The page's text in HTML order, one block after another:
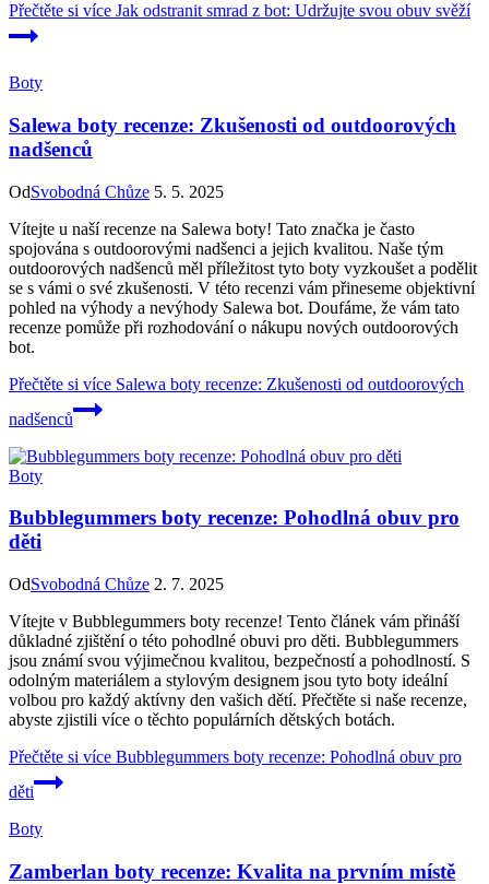
Přečtěte si více Jak odstranit smrad z bot: Udržujte svou obuv svěží
Boty
Salewa boty recenze: Zkušenosti od outdoorových
nadšenců
OdSvobodná Chůze 5. 5. 2025
Vítejte u naší recenze na Salewa boty! Tato značka je často
spojována s outdoorovými nadšenci a jejich kvalitou. Naše tým
outdoorových nadšenců měl příležitost tyto boty vyzkoušet a podělit
se s vámi o své zkušenosti. V této recenzi vám přineseme objektivní
pohled na výhody a nevýhody Salewa bot. Doufáme, že vám tato
recenze pomůže při rozhodování o nákupu nových outdoorových
bot.
Přečtěte si více Salewa boty recenze: Zkušenosti od outdoorových
nadšenců
Boty
Bubblegummers boty recenze: Pohodlná obuv pro
děti
OdSvobodná Chůze 2. 7. 2025
Vítejte v Bubblegummers boty recenze! Tento článek vám přináší
důkladné zjištění o této pohodlné obuvi pro děti. Bubblegummers
jsou známí svou výjimečnou kvalitou, bezpečností a pohodlností. S
odolným materiálem a stylovým designem jsou tyto boty ideální
volbou pro každý aktívny den vašich dětí. Přečtěte si naše recenze,
abyste zjistili více o těchto populárních dětských botách.
Přečtěte si více Bubblegummers boty recenze: Pohodlná obuv pro
děti
Boty
Zamberlan boty recenze: Kvalita na prvním místě